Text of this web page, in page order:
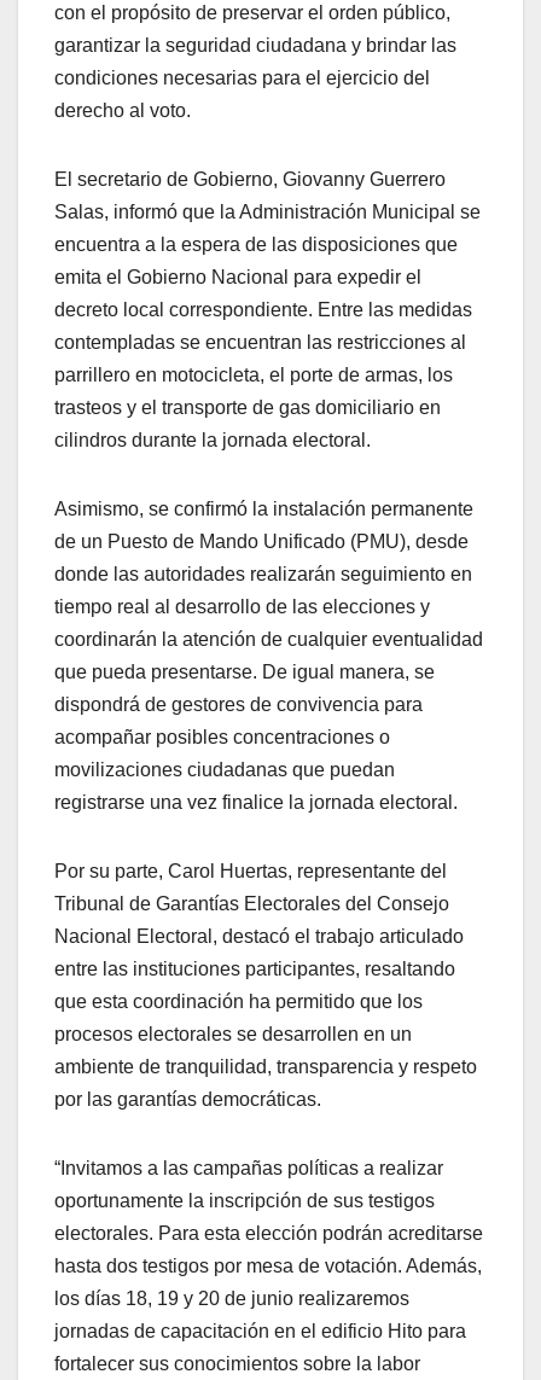
con el propósito de preservar el orden público,
garantizar la seguridad ciudadana y brindar las
condiciones necesarias para el ejercicio del
derecho al voto.
El secretario de Gobierno, Giovanny Guerrero
Salas, informó que la Administración Municipal se
encuentra a la espera de las disposiciones que
emita el Gobierno Nacional para expedir el
decreto local correspondiente. Entre las medidas
contempladas se encuentran las restricciones al
parrillero en motocicleta, el porte de armas, los
trasteos y el transporte de gas domiciliario en
cilindros durante la jornada electoral.
Asimismo, se confirmó la instalación permanente
de un Puesto de Mando Unificado (PMU), desde
donde las autoridades realizarán seguimiento en
tiempo real al desarrollo de las elecciones y
coordinarán la atención de cualquier eventualidad
que pueda presentarse. De igual manera, se
dispondrá de gestores de convivencia para
acompañar posibles concentraciones o
movilizaciones ciudadanas que puedan
registrarse una vez finalice la jornada electoral.
Por su parte, Carol Huertas, representante del
Tribunal de Garantías Electorales del Consejo
Nacional Electoral, destacó el trabajo articulado
entre las instituciones participantes, resaltando
que esta coordinación ha permitido que los
procesos electorales se desarrollen en un
ambiente de tranquilidad, transparencia y respeto
por las garantías democráticas.
“Invitamos a las campañas políticas a realizar
oportunamente la inscripción de sus testigos
electorales. Para esta elección podrán acreditarse
hasta dos testigos por mesa de votación. Además,
los días 18, 19 y 20 de junio realizaremos
jornadas de capacitación en el edificio Hito para
fortalecer sus conocimientos sobre la labor